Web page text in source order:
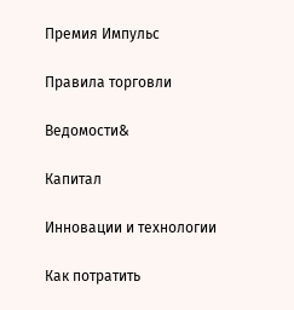
Премия Импульс
Правила торговли
Ведомости&
Капитал
Инновации и технологии
Как потратить